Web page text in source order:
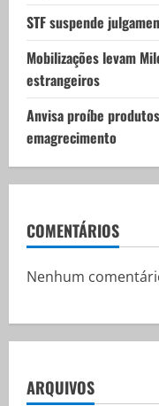
STF suspende
Mobilizações levam
estrangeiros
Anvisa proíbe
emagrecimento
COMENTÁRIOS
Nenhum
ARQUIVOS